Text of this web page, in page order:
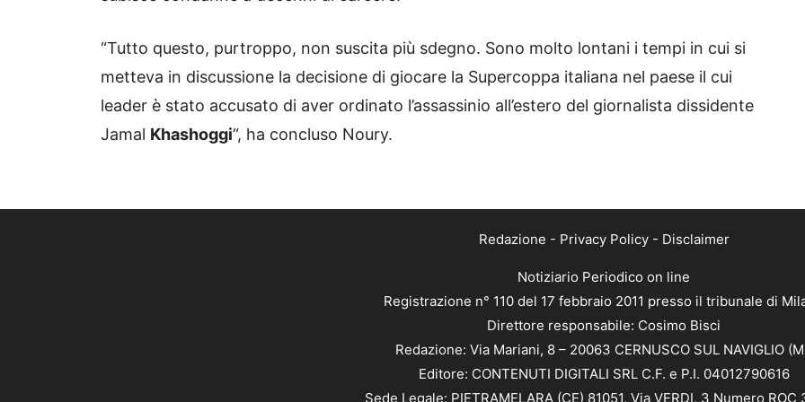
“Tutto questo, purtroppo, non suscita più sdegno. Sono molto lontani i tempi in cui si
metteva in discussione la decisione di giocare la Supercoppa italiana nel paese il cui
leader è stato accusato di aver ordinato l’assassinio all’estero del giornalista dissidente
Jamal Khashoggi“, ha concluso Noury.
Redazione - Privacy Policy- Disclaimer
Notiziario Periodico on line
Registrazione n° 110 del 17 febbraio 2011 presso il tribunale di
Direttore responsabile: Cosimo Bisci
Redazione: Via Mariani, 8 – 20063 CERNUSCO SUL NAVIGLIO
Editore: CONTENUTI DIGITALI SRL C.F. e P.I. 04012790616
Sede Legale: PIETRAMELARA (CE) 81051, Via VERDI, 3 Numero